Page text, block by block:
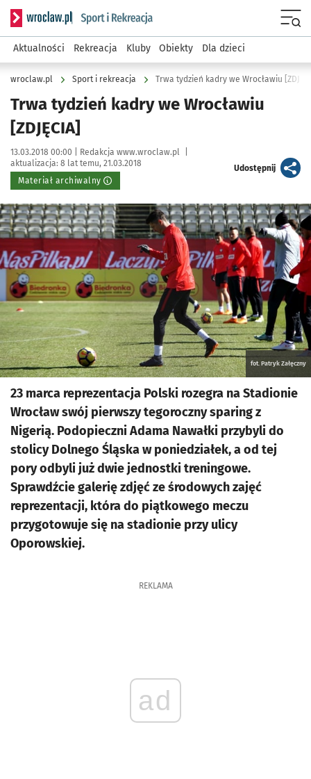
Serwis informacyjny wroclaw.pl podserwis: Sport i rekreacja
Aktualności Rekreacja Kluby Obiekty Dla dzieci
wroclaw.pl Sport i rekreacja Trwa tydzień kadry we Wrocławiu
Trwa tydzień kadry we Wrocławiu
[ZDJĘCIA]
Data publikacji:
13.03.2018 00:00 | Autor:
Redakcja www.wroclaw.pl
aktualizacja: 8 lat temu, 21.03.2018
Materiał archiwalny
Udostępnijartykuł
Kliknij, aby powiększyć
fot. Patryk Załęczny
23 marca reprezentacja Polski rozegra na Stadionie
Wrocław swój pierwszy tegoroczny sparing z
Nigerią. Podopieczni Adama Nawałki przybyli do
stolicy Dolnego Śląska w poniedziałek, a od tej
pory odbyli już dwie jednostki treningowe.
Sprawdźcie galerię zdjęć ze środowych zajęć
reprezentacji, która do piątkowego meczu
przygotowuje się na stadionie przy ulicy
Oporowskiej.
REKLAMA
ad